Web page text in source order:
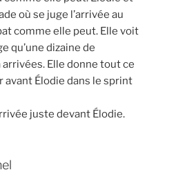
où se juge l’arrivée au
comme elle peut. Elle voit
qu’une dizaine de
Elle donne tout ce
avant Élodie dans le sprint
juste devant Élodie.